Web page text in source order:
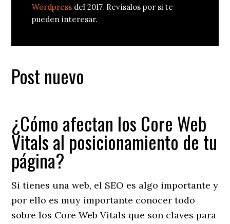
Wordpress del 2017. Revísalos por si te
pueden interesar.
Post nuevo
¿Cómo afectan los Core Web
Vitals al posicionamiento de tu
página?
Si tienes una web, el SEO es algo importante y
por ello es muy importante conocer todo
sobre los Core Web Vitals que son claves para